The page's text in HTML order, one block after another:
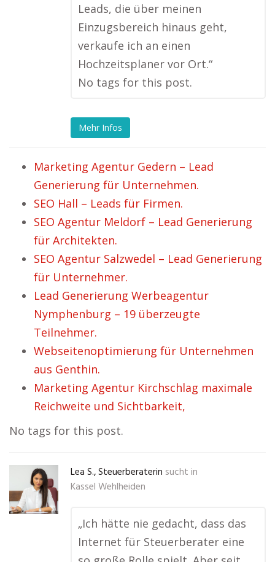
Leads, die über meinen
Einzugsbereich hinaus geht,
verkaufe ich an einen
Hochzeitsplaner vor Ort.“
No tags for this post.
Mehr Infos
Marketing Agentur Gedern – Lead
Generierung für Unternehmen.
SEO Hall – Leads für Firmen.
SEO Agentur Meldorf – Lead Generierung
für Architekten.
SEO Agentur Salzwedel – Lead Generierung
für Unternehmer.
Lead Generierung Werbeagentur
Nymphenburg – 19 überzeugte
Teilnehmer.
Webseitenoptimierung für Unternehmen
aus Genthin.
Marketing Agentur Kirchschlag maximale
Reichweite und Sichtbarkeit,
No tags for this post.
Lea S., Steuerberaterin sucht in
Kassel Wehlheiden
„Ich hätte nie gedacht, dass das
Internet für Steuerberater eine